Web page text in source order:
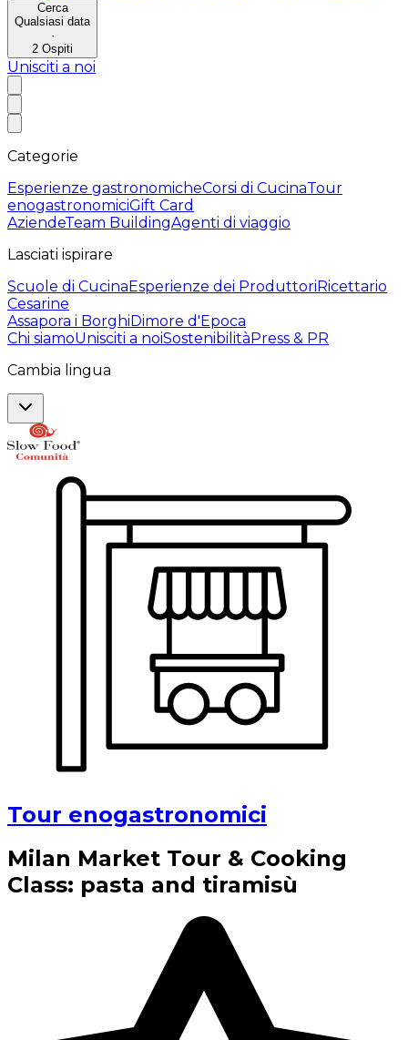
Cerca
Qualsiasi data
·
2 Ospiti
Unisciti a noi
Categorie
Esperienze gastronomicheCorsi di CucinaTour
enogastronomiciGift Card
AziendeTeam BuildingAgenti di viaggio
Lasciati ispirare
Scuole di CucinaEsperienze dei ProduttoriRicettario
Cesarine
Assapora i BorghiDimore d'Epoca
Chi siamoUnisciti a noiSostenibilitàPress & PR
Cambia lingua
Tour enogastronomici
Milan Market Tour & Cooking
Class: pasta and tiramisù